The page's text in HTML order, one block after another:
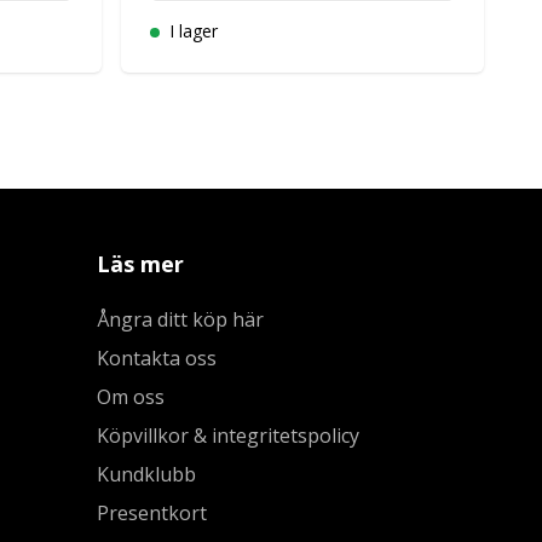
I lager
Läs mer
Ångra ditt köp här
Kontakta oss
Om oss
Köpvillkor & integritetspolicy
Kundklubb
Presentkort